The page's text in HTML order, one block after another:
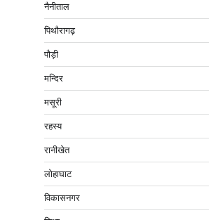
नैनीताल
पिथौरागढ़
पौड़ी
मन्दिर
मसूरी
रहस्य
रानीखेत
लोहाघाट
विकासनगर